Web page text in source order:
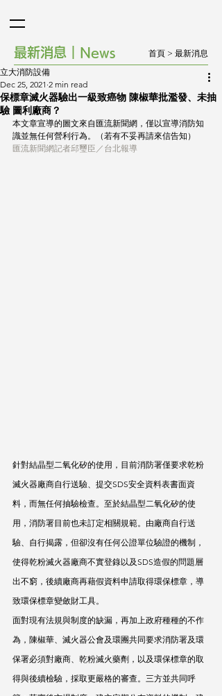
保標章滅火器驗出一級致癌物 陳椒華批濫發、未抽
驗 圖利廠商？
立大消防設備
Dec 25, 2021 2 min read
本文章宣導的圖文來自匯流新聞網，僅以宣導消防知
識並無任何營利行為。（若有不妥再請來信告知）
匯流新聞網記者邱璽臣／台北報導
針對結晶型二氧化矽的使用，目前消防署僅要求乾粉
滅火器廠商自行送驗、提交SDS安全資料表書面資
料，而無任何抽驗檢查。至於結晶型二氧化矽的使
用，消防署目前也未訂定相關規範。由廠商自行送
驗、自行揭露，但卻沒有任何公證單位驗證的機制，
使得乾粉滅火器廠商不實登錄以及SDS造假的問題層
出不窮，後續廠商再藉假資料申請取得環保標章，導
致環保標章變斂財工具。
面對現有法規與制度的缺漏，再加上政府種種的不作
為，陳椒華、滅火器公會及環團共同要求消防署及環
保署必須對廠商、乾粉滅火藥劑，以及環保標章的取
得與後續檢驗，採取更嚴格的審查。三方並共同呼
最新消息｜News 首頁 > 最新消息